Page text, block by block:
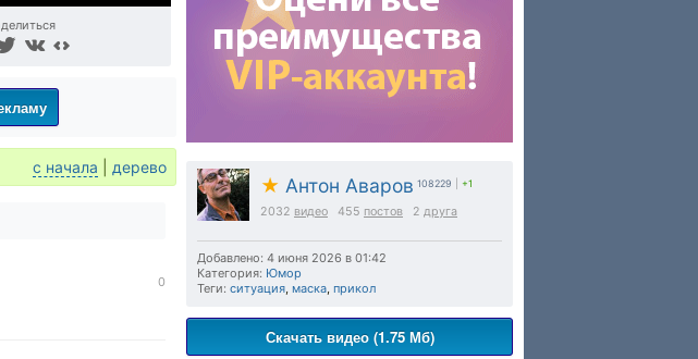
★ Антон Аваров 108229 +1
2032 видео 455 постов 2 друга
Добавлено: 4 июня 2026 в 01:42
Категория: Юмор
Теги: ситуация, маска, прикол
Скачать видео (1.75 Мб)
с начала дерево
0